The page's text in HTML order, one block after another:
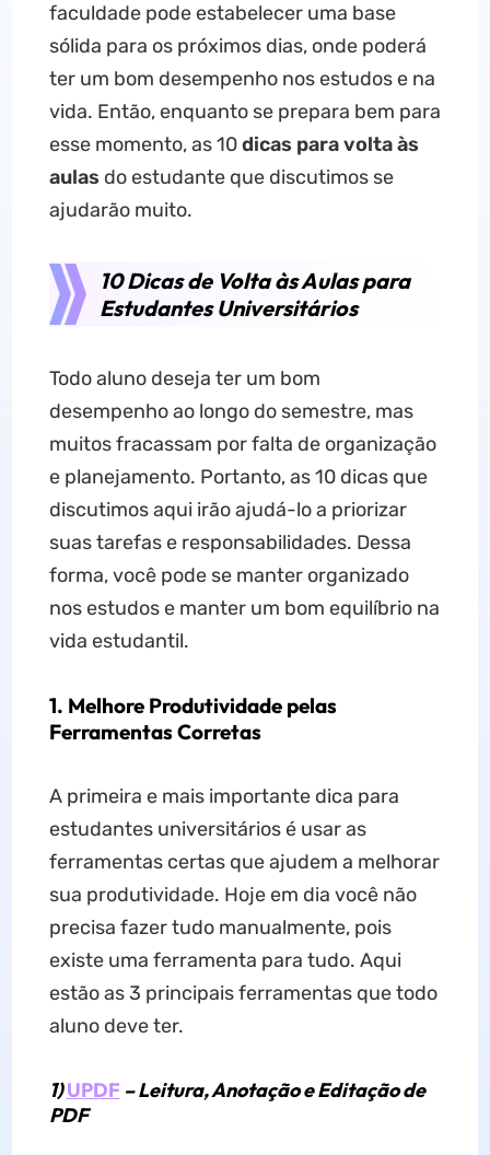
faculdade pode estabelecer uma base
sólida para os próximos dias, onde poderá
ter um bom desempenho nos estudos e na
vida. Então, enquanto se prepara bem para
esse momento, as 10dicas para volta às
aulas do estudante que discutimos se
ajudarão muito.
10 Dicas de Volta às Aulas para
Estudantes Universitários
Todo aluno deseja ter um bom
desempenho ao longo do semestre, mas
muitos fracassam por falta de organização
e planejamento. Portanto, as 10 dicas que
discutimos aqui irão ajudá-lo a priorizar
suas tarefas e responsabilidades. Dessa
forma, você pode se manter organizado
nos estudos e manter um bom equilíbrio na
vida estudantil.
1. Melhore Produtividade pelas
Ferramentas Corretas
A primeira e mais importante dica para
estudantes universitários é usar as
ferramentas certas que ajudem a melhorar
sua produtividade. Hoje em dia você não
precisa fazer tudo manualmente, pois
existe uma ferramenta para tudo. Aqui
estão as 3 principais ferramentas que todo
aluno deve ter.
1)UPDF – Leitura, Anotação e Editação de
PDF